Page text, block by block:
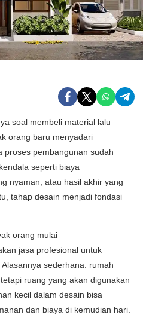
soal membeli material lalu
orang baru menyadari
proses pembangunan sudah
seperti biaya
nyaman, atau hasil akhir yang
tahap desain menjadi fondasi
orang mulai
jasa profesional untuk
sederhana: rumah
ruang yang akan digunakan
kecil dalam desain bisa
dan biaya di kemudian hari.